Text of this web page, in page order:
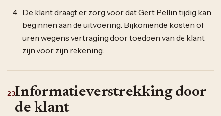
De klant draagt er zorg voor dat Gert Pellin tijdig kan
beginnen aan de uitvoering. Bijkomende kosten of
uren wegens vertraging door toedoen van de klant
zijn voor zijn rekening.
23Informatieverstrekking door
de klant